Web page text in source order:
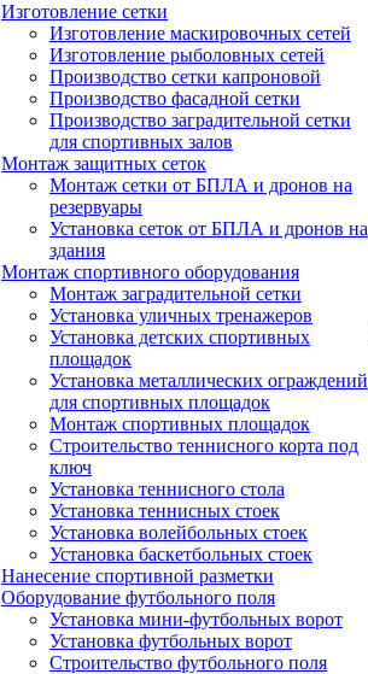
Изготовление сетки
Изготовление маскировочных сетей
Изготовление рыболовных сетей
Производство сетки капроновой
Производство фасадной сетки
Производство заградительной сетки
для спортивных залов
Монтаж защитных сеток
Монтаж сетки от БПЛА и дронов на
резервуары
Установка сеток от БПЛА и дронов на
здания
Монтаж спортивного оборудования
Монтаж заградительной сетки
Установка уличных тренажеров
Установка детских спортивных
площадок
Установка металлических ограждений
для спортивных площадок
Монтаж спортивных площадок
Строительство теннисного корта под
ключ
Установка теннисного стола
Установка теннисных стоек
Установка волейбольных стоек
Установка баскетбольных стоек
Нанесение спортивной разметки
Оборудование футбольного поля
Установка мини-футбольных ворот
Установка футбольных ворот
Строительство футбольного поля